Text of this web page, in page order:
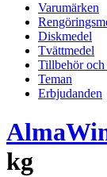
Varumärken
Diskmedel
Tvättmedel
Tillbehör
Teman
Erbjudanden
kg